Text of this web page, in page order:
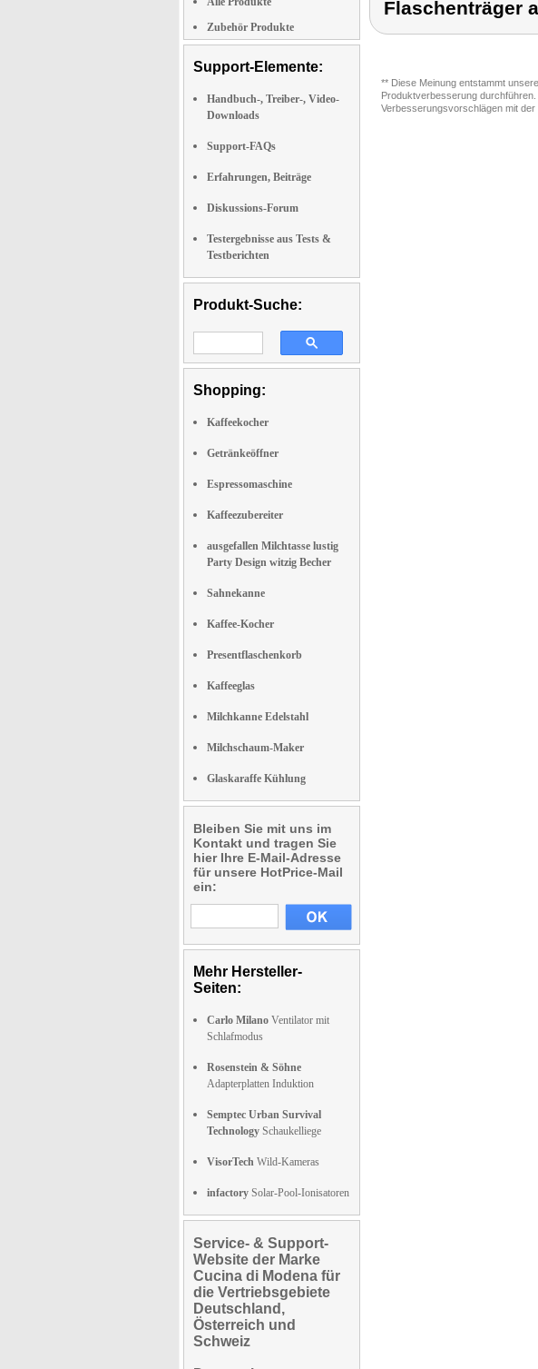
Zubehör Produkte
Support-Elemente:
Handbuch-, Treiber-, Video-
Downloads
Support-FAQs
Erfahrungen, Beiträge
Diskussions-Forum
Testergebnisse aus Tests &
Testberichten
Produkt-Suche:
Shopping:
Kaffeekocher
Getränkeöffner
Espressomaschine
Kaffeezubereiter
ausgefallen Milchtasse lustig
Party Design witzig Becher
Sahnekanne
Kaffee-Kocher
Presentflaschenkorb
Kaffeeglas
Milchkanne Edelstahl
Milchschaum-Maker
Glaskaraffe Kühlung
Bleiben Sie mit uns im
Kontakt und tragen Sie
hier Ihre E-Mail-Adresse
für unsere HotPrice-Mail
ein:
Mehr Hersteller-
Seiten:
Carlo Milano Ventilator mit
Schlafmodus
Rosenstein & Söhne
Adapterplatten Induktion
Semptec Urban Survival
Technology Schaukelliege
VisorTech Wild-Kameras
infactory Solar-Pool-Ionisatoren
Service- & Support-
Website der Marke
Cucina di Modena für
die Vertriebsgebiete
Deutschland,
Österreich und
Schweiz
Flaschenträger
** Diese Meinung entstammt
Produktverbesserung
Verbesserungsvorschlägen mit der